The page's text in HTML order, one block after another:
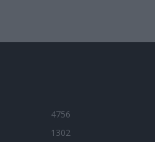
4756
1302